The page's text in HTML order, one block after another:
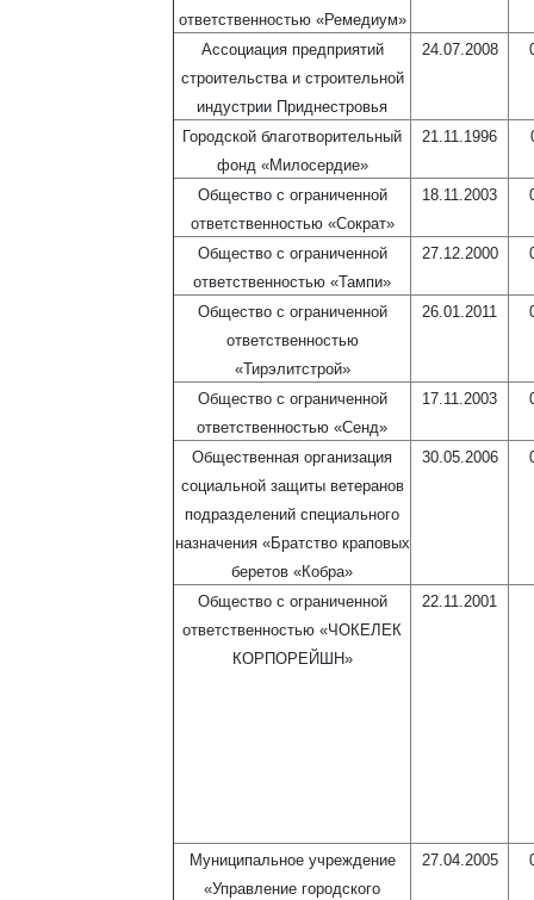
ответственностью «Ремедиум»
Ассоциация предприятий
строительства и строительной
индустрии Приднестровья
24.07.2008
Городской благотворительный
фонд «Милосердие»
21.11.1996
Общество с ограниченной
ответственностью «Сократ»
18.11.2003
Общество с ограниченной
ответственностью «Тампи»
27.12.2000
Общество с ограниченной
ответственностью
«Тирэлитстрой»
26.01.2011
Общество с ограниченной
ответственностью «Сенд»
17.11.2003
Общественная организация
социальной защиты ветеранов
подразделений специального
назначения «Братство краповых
беретов «Кобра»
30.05.2006
Общество с ограниченной
ответственностью «ЧОКЕЛЕК
КОРПОРЕЙШН»
22.11.2001
Муниципальное учреждение
«Управление городского
27.04.2005